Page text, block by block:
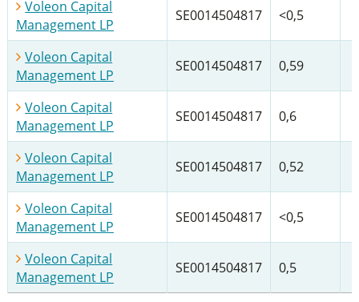
Voleon Capital
Management LP
SE0014504817 <0,5
Voleon Capital
Management LP
SE0014504817 0,59
Voleon Capital
Management LP
SE0014504817 0,6
Voleon Capital
Management LP
SE0014504817 0,52
Voleon Capital
Management LP
SE0014504817 <0,5
Voleon Capital
Management LP
SE0014504817 0,5